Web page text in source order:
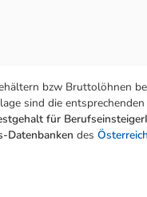
bzw Bruttolöhnen
sind die
für
Datenbanken des